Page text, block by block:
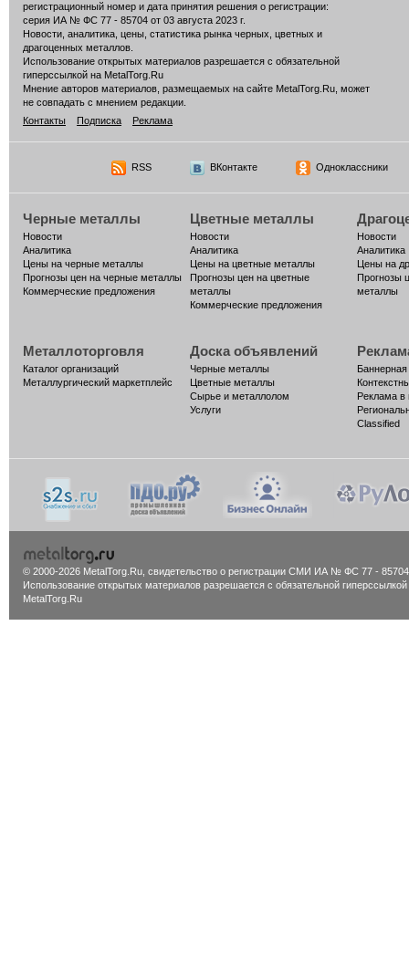
регистрационный номер и дата принятия решения о регистрации:
серия ИА № ФС 77 - 85704 от 03 августа 2023 г.
Новости, аналитика, цены, статистика рынка черных, цветных и
драгоценных металлов.
Использование открытых материалов разрешается с обязательной
гиперссылкой на MetalTorg.Ru
Мнение авторов материалов, размещаемых на сайте MetalTorg.Ru, может
не совпадать с мнением редакции.
Контакты
Подписка Реклама
RSS ВКонтакте Одноклассники
Черные металлы
Новости
Аналитика
Цены на черные металлы
Прогнозы цен на черные металлы
Коммерческие предложения
Цветные металлы
Новости
Аналитика
Цены на цветные металлы
Прогнозы цен на цветные
металлы
Коммерческие предложения
Новости
Аналитика
Цены на
Прогнозы
металлы
Металлоторговля
Каталог организаций
Металлургический маркетплейс
Доска объявлений
Черные металлы
Цветные металлы
Сырье и металлолом
Услуги
Реклама в
Classified
© 2000-2026 MetalTorg.Ru, cвидетельство о регистрации СМИ ИА № ФС 77 - 85704
Использование открытых материалов разрешается с обязательной гиперссылкой
MetalTorg.Ru